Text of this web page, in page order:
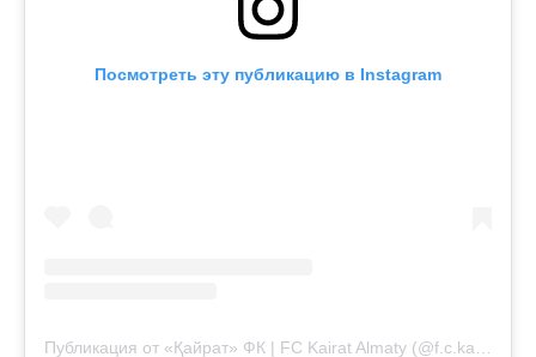
Посмотреть эту публикацию в Instagram